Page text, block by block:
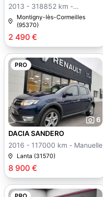
2 490 €
2013 - 318852 km -
Manuelle
Montigny-lès-Cormeilles
(95370)
PRO
6
8 900 €
DACIA SANDERO
2016 - 117000 km - Manuelle
Lanta (31570)